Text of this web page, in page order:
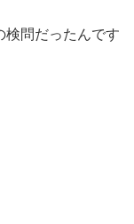
検問だったんです